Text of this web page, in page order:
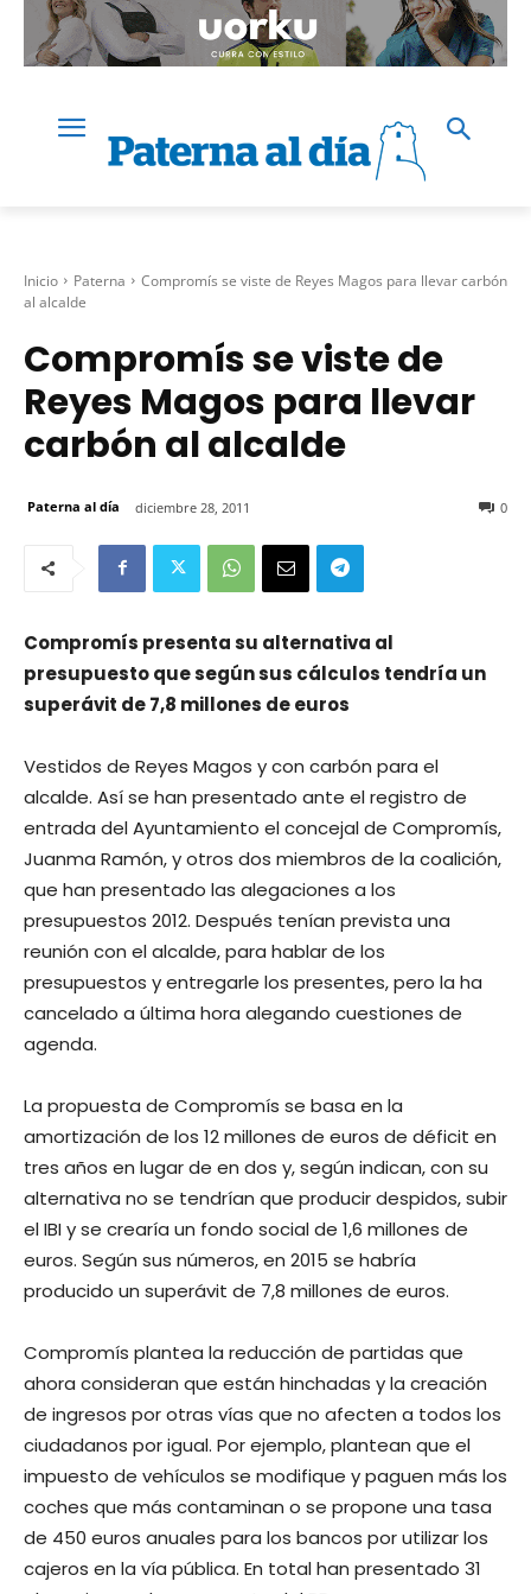
Inicio Paterna
Compromís se viste de Reyes Magos para llevar carbón
al alcalde
Compromís se viste de
Reyes Magos para llevar
carbón al alcalde
Paterna al día diciembre 28, 2011 0
Compromís presenta su alternativa al
presupuesto que según sus cálculos tendría un
superávit de 7,8 millones de euros
Vestidos de Reyes Magos y con carbón para el
alcalde. Así se han presentado ante el registro de
entrada del Ayuntamiento el concejal de Compromís,
Juanma Ramón, y otros dos miembros de la coalición,
que han presentado las alegaciones a los
presupuestos 2012. Después tenían prevista una
reunión con el alcalde, para hablar de los
presupuestos y entregarle los presentes, pero la ha
cancelado a última hora alegando cuestiones de
agenda.
La propuesta de Compromís se basa en la
amortización de los 12 millones de euros de déficit en
tres años en lugar de en dos y, según indican, con su
alternativa no se tendrían que producir despidos, subir
el IBI y se crearía un fondo social de 1,6 millones de
euros. Según sus números, en 2015 se habría
producido un superávit de 7,8 millones de euros.
Compromís plantea la reducción de partidas que
ahora consideran que están hinchadas y la creación
de ingresos por otras vías que no afecten a todos los
ciudadanos por igual. Por ejemplo, plantean que el
impuesto de vehículos se modifique y paguen más los
coches que más contaminan o se propone una tasa
de 450 euros anuales para los bancos por utilizar los
cajeros en la vía pública. En total han presentado 31